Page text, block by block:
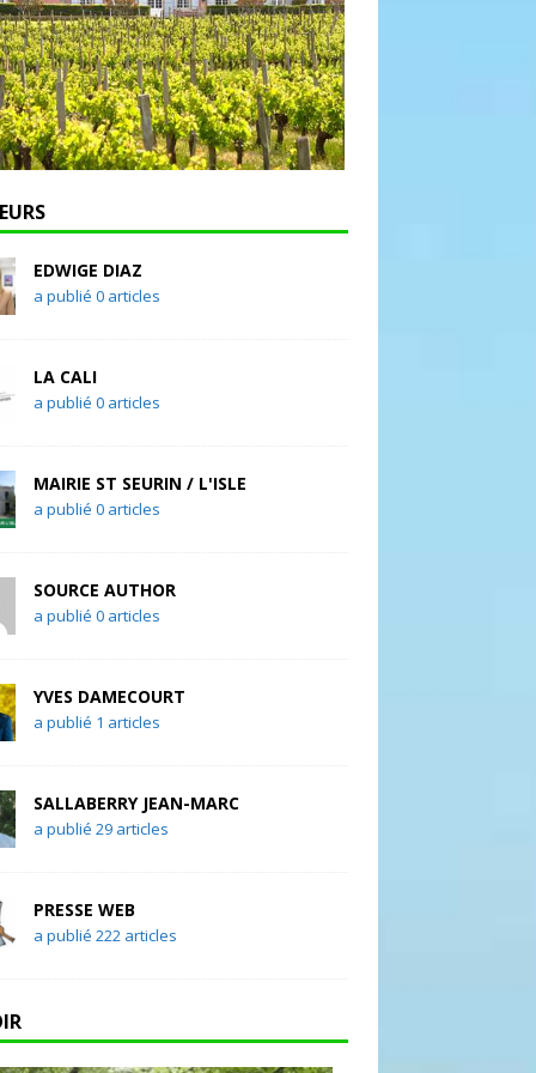
EDWIGE DIAZ
a publié 0 articles
LA CALI
a publié 0 articles
MAIRIE ST SEURIN / L'ISLE
a publié 0 articles
SOURCE AUTHOR
a publié 0 articles
YVES DAMECOURT
a publié 1 articles
SALLABERRY JEAN-MARC
a publié 29 articles
PRESSE WEB
a publié 222 articles